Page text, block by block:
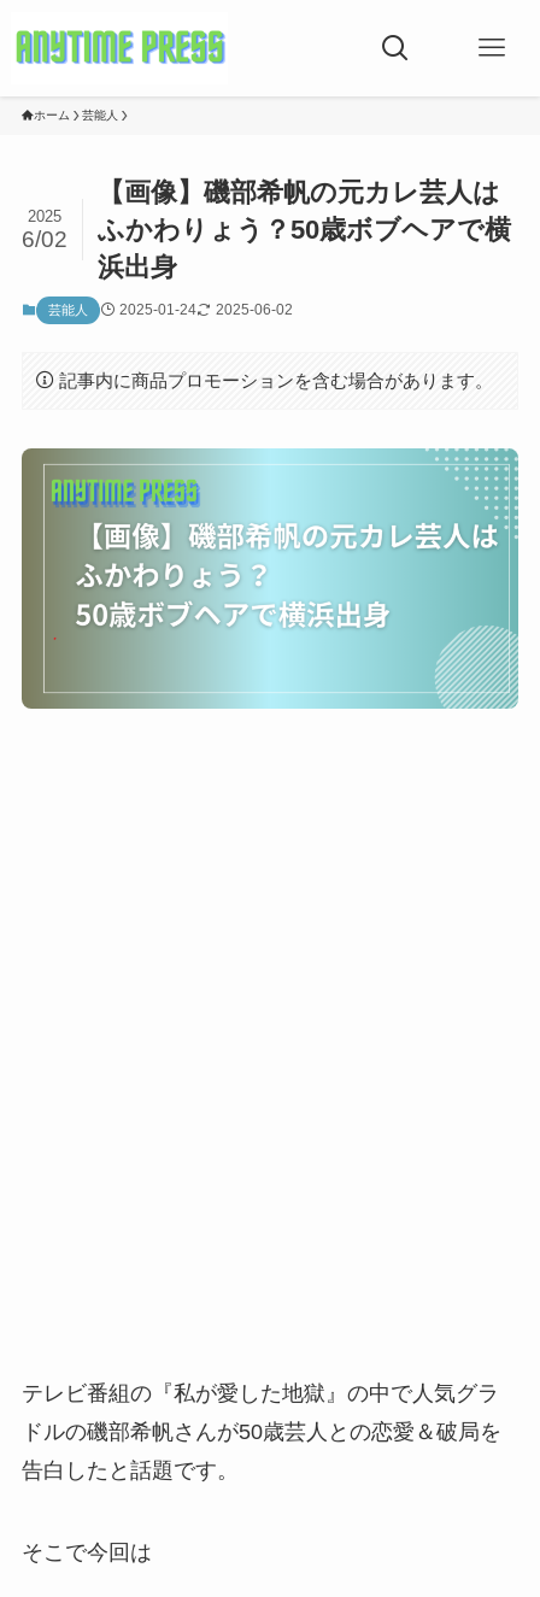
ホーム 芸能人
【画像】磯部希帆の元カレ芸人は
ふかわりょう？50歳ボブヘアで横
浜出身
2025
6/02
芸能人 2025-01-24 2025-06-02
記事内に商品プロモーションを含む場合があります。
テレビ番組の『私が愛した地獄』の中で人気グラ
ドルの磯部希帆さんが50歳芸人との恋愛＆破局を
告白したと話題です。
そこで今回は